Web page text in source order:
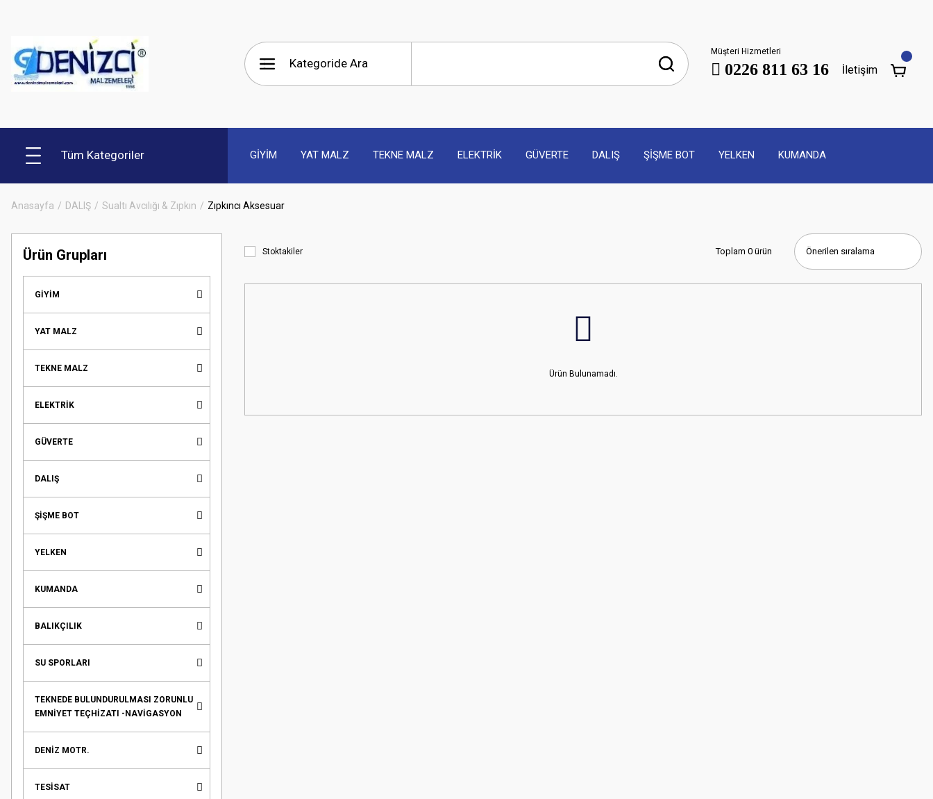
Müşteri Hizmetleri
0226 811 63 16 İletişim
Tüm Kategoriler GİYİM YAT MALZ TEKNE MALZ ELEKTRİK GÜVERTE DALIŞ ŞİŞME BOT YELKEN KUMANDA
Anasayfa DALIŞ Sualtı Avcılığı & Zıpkın Zıpkıncı Aksesuar
Ürün Grupları
GİYİM
YAT MALZ
TEKNE MALZ
ELEKTRİK
GÜVERTE
DALIŞ
ŞİŞME BOT
YELKEN
KUMANDA
BALIKÇILIK
SU SPORLARI
TEKNEDE BULUNDURULMASI ZORUNLU
EMNİYET TEÇHİZATI -NAVİGASYON
DENİZ MOTR.
TESİSAT
Stoktakiler Toplam 0 ürün
Ürün Bulunamadı.